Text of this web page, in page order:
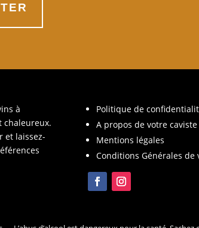
à
chaleureux.
et laissez-
Politique de
A propos de votre caviste
Mentions légales
Conditions Générales de